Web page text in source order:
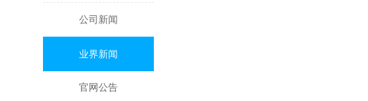
公司新闻
业界新闻
官网公告